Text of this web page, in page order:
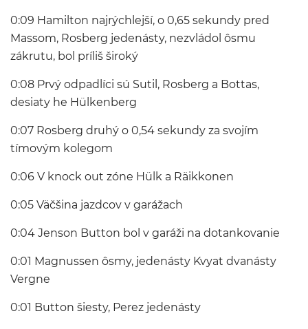
0:09 Hamilton najrýchlejší, o 0,65 sekundy pred
Massom, Rosberg jedenásty, nezvládol ôsmu
zákrutu, bol príliš široký
0:08 Prvý odpadlíci sú Sutil, Rosberg a Bottas,
desiaty he Hülkenberg
0:07 Rosberg druhý o 0,54 sekundy za svojím
tímovým kolegom
0:06 V knock out zóne Hülk a Räikkonen
0:05 Väčšina jazdcov v garážach
0:04 Jenson Button bol v garáži na dotankovanie
0:01 Magnussen ôsmy, jedenásty Kvyat dvanásty
Vergne
0:01 Button šiesty, Perez jedenásty